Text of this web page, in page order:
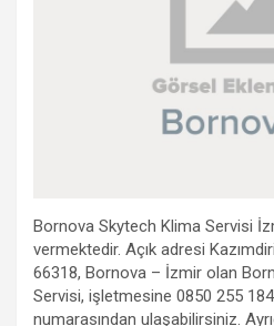
Bornova Skytech Klima Servisi
vermektedir. Açık adresi
66318, Bornova – İzmir olan
Servisi, işletmesine 0850 255
numarasından ulaşabilirsiniz.